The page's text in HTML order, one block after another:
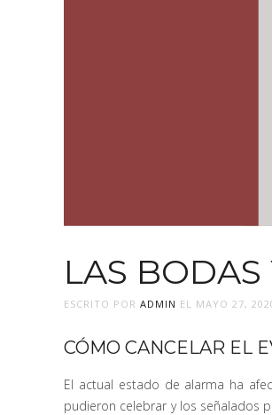
LAS
ESCRITO POR ADMIN EL MAYO 27,
CÓMO CANCELAR EL
El actual estado de alarma ha
pudieron celebrar y los señalados